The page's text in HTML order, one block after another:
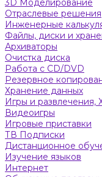
Отраслевые решения
Инженерные
Файлы, диски и
Архиваторы
Очистка диска
Работа с CD/DVD
Резервное
Хранение данных
Игры и развлечения,
Видеоигры
Игровые приставки
ТВ Подписки
Дистанционное
Изучение языков
Интернет